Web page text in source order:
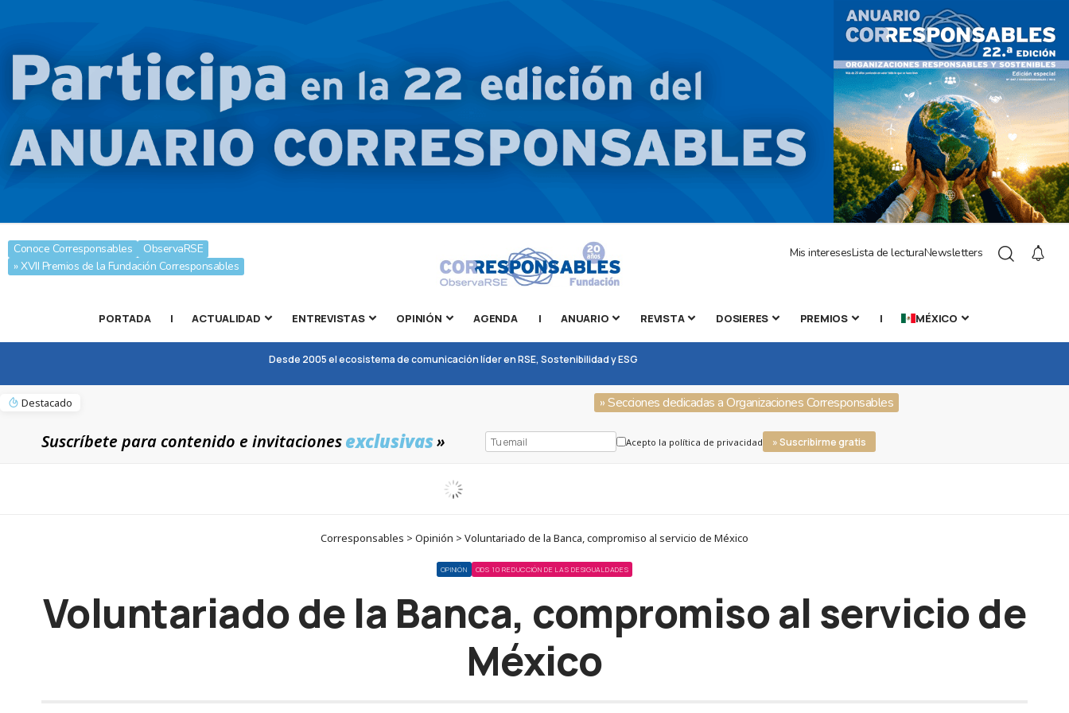
Conoce Corresponsables
ObservaRSE
» XVII Premios de la Fundación Corresponsables
Mis interesesLista de lecturaNewsletters
PORTADA | ACTUALIDAD ENTREVISTAS OPINIÓN AGENDA | ANUARIO REVISTA DOSIERES PREMIOS | MÉXICO
Desde 2005 el ecosistema de comunicación líder en RSE, Sostenibilidad y ESG
Destacado » Secciones dedicadas a Organizaciones Corresponsables
Suscríbete para contenido e invitacionesexclusivas» Acepto la política de privacidad » Suscribirme gratis
Corresponsables > Opinión > Voluntariado de la Banca, compromiso al servicio de México
OPINIÓN ODS 10 REDUCCIÓN DE LAS DESIGUALDADES
Voluntariado de la Banca, compromiso al servicio de
México